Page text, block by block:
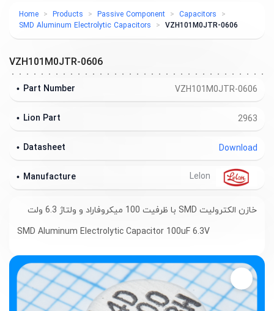
Home Products Passive Component
Capacitors
SMD Aluminum Electrolytic Capacitors
VZH101M0JTR-0606
VZH101M0JTR-0606
VZH101M0JTR-0606
Part Number
2963
Lion Part
Download
Datasheet
Manufacture
خازن الکترولیت SMD با ظرفیت 100 میکروفاراد و ولتاژ 6.3 ولت
SMD Aluminum Electrolytic Capacitor 100uF 6.3V